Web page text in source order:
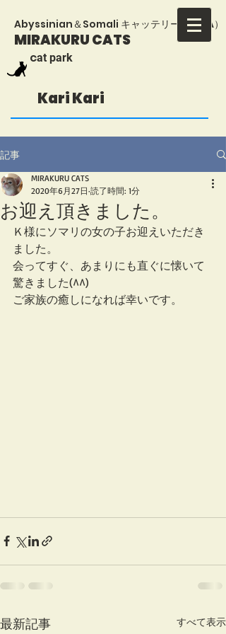
MIRAKURU CATS
​Abyssinian＆Somali キャッテリー（TICA）
​cat park
Kari Kari
記事
お迎え頂きました。
MIRAKURU CATS
2020年6月27日 読了時間: 1分
Ｋ様にソマリの女の子お迎えいただき
ました。
会ってすぐ、あまりにも直ぐに懐いて
驚きました(^^)
ご家族の癒しになれば幸いです。
最新記事 すべて表示